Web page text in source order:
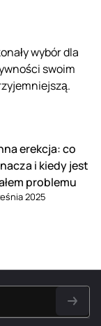
wybór dla
swoim
erekcja: co
i kiedy jest
problemu
2025